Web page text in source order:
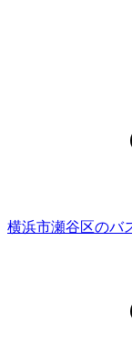
横浜市瀬谷区のバ